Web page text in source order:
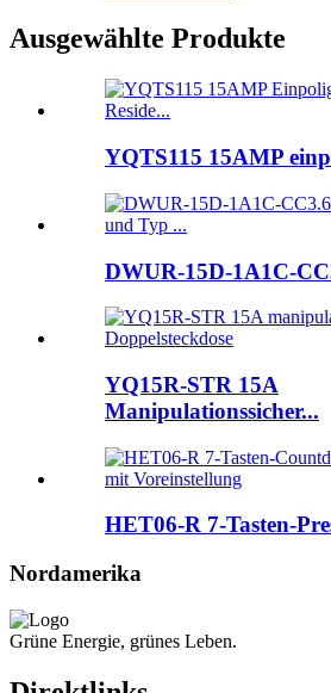
Ausgewählte Produkte
YQTS115 15AMP
DWUR-15D-1A1C-
YQ15R-STR 15A
Manipulationssicher...
HET06-R 7-Tasten-
Nordamerika
Grüne Energie, grünes Leben.